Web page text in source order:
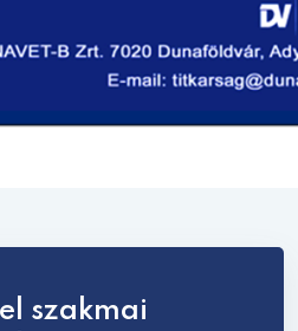
szakmai